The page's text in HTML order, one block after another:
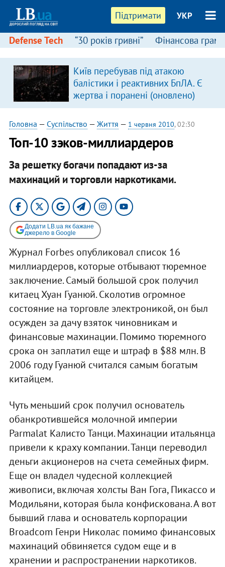
Підтримати УКР
Defense Tech “30 років гривні” Фінансова
Київ перебував під атакою
балістики і реактивних БпЛА. Є
жертва і поранені (оновлено)
Головна — Суспільство — Життя — 1 червня 2010, 02:30
Топ-10 зэков-миллиардеров
За решетку богачи попадают из-за
махинаций и торговли наркотиками.
Додати LB.ua як бажане
джерело в Google
Журнал Forbes опубликовал список 16
миллиардеров, которые отбывают тюремное
заключение. Самый большой срок получил
китаец Хуан Гуанюй. Сколотив огромное
состояние на торговле электроникой, он был
осужден за дачу взяток чиновникам и
финансовые махинации. Помимо тюремного
срока он заплатил еще и штраф в $88 млн. В
2006 году Гуанюй считался самым богатым
китайцем.
Чуть меньший срок получил основатель
обанкротившейся молочной империи
Parmalat Калисто Танци. Махинации итальянца
привели к краху компании. Танци переводил
деньги акционеров на счета семейных фирм.
Еще он владел чудесной коллекцией
живописи, включая холсты Ван Гога, Пикассо и
Модильяни, которая была конфискована. А вот
бывший глава и основатель корпорации
Broadcom Генри Николас помимо финансовых
махинаций обвиняется судом еще и в
хранении и распространении наркотиков.